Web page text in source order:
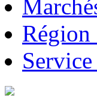
Région